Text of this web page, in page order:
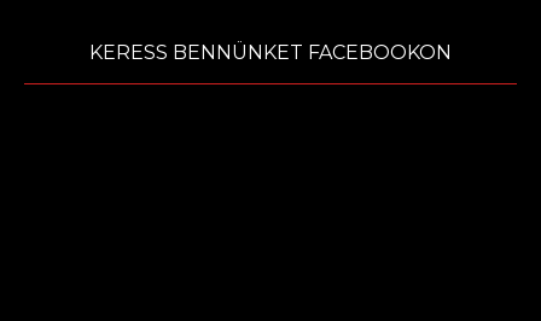
KERESS BENNÜNKET FACEBOOKON